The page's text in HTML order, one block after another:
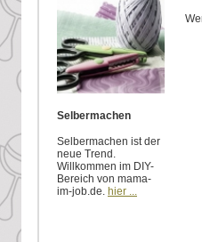
Selbermachen
Selbermachen ist der
neue Trend.
Willkommen im DIY-
Bereich von mama-
im-job.de. hier ...